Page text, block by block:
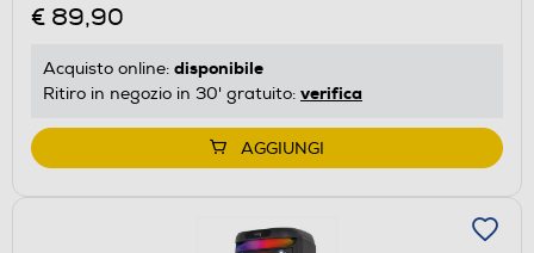
€ 89,90
Acquisto online: disponibile
Ritiro in negozio in 30' gratuito: verifica
AGGIUNGI